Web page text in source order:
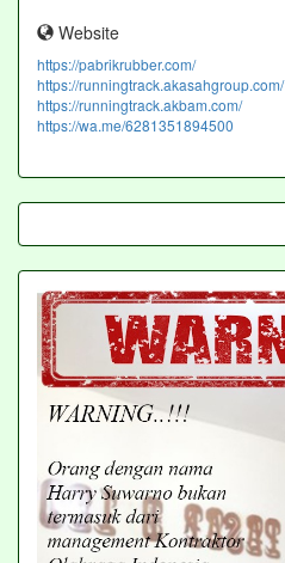
Website
https://pabrikrubber.com/
https://runningtrack.akasahgroup.com/
https://runningtrack.akbam.com/
https://wa.me/6281351894500